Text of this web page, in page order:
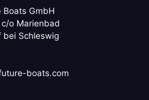
Boats GmbH
o Marienbad
Schleswig
boats.com